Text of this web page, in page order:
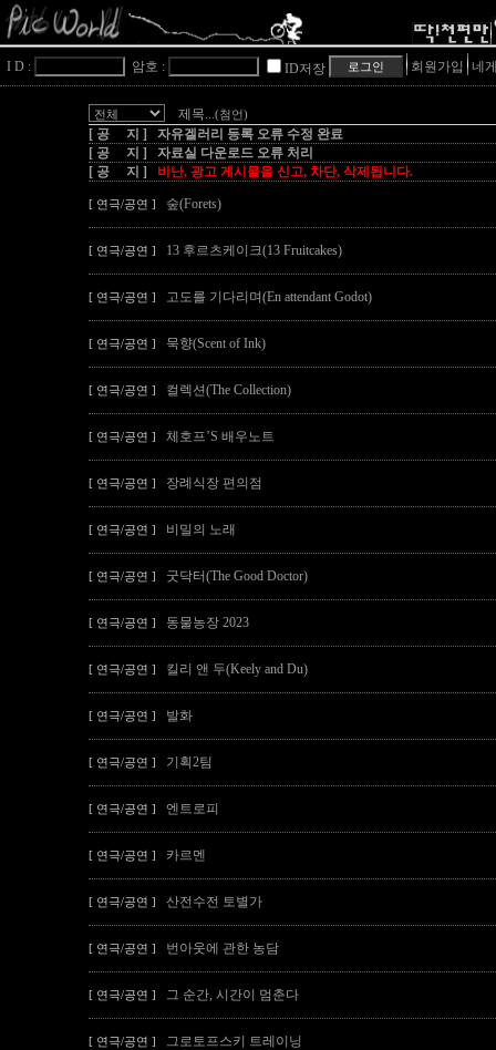
I D : 암호 : ID저장 회원가입 네
제목 ...(첨언)
[ 공 지 ] 자유겔러리 등록 오류 수정 완료
[ 공 지 ] 자료실 다운로드 오류 처리
[ 공 지 ] 비난, 광고 게시물을 신고, 차단, 삭제됩니다.
[ 연극/공연 ] 숲(Forets)
[ 연극/공연 ] 13 후르츠케이크(13 Fruitcakes)
[ 연극/공연 ] 고도를 기다리며(En attendant Godot)
[ 연극/공연 ] 묵향(Scent of Ink)
[ 연극/공연 ] 컬렉션(The Collection)
[ 연극/공연 ] 체호프’S 배우노트
[ 연극/공연 ] 장례식장 편의점
[ 연극/공연 ] 비밀의 노래
[ 연극/공연 ] 굿닥터(The Good Doctor)
[ 연극/공연 ] 동물농장 2023
[ 연극/공연 ] 킬리 앤 두(Keely and Du)
[ 연극/공연 ] 발화
[ 연극/공연 ] 기획2팀
[ 연극/공연 ] 엔트로피
[ 연극/공연 ] 카르멘
[ 연극/공연 ] 산전수전 토별가
[ 연극/공연 ] 번아웃에 관한 농담
[ 연극/공연 ] 그 순간, 시간이 멈춘다
[ 연극/공연 ] 그로토프스키 트레이닝